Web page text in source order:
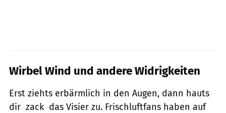
Wirbel Wind und andere Widrigkeiten
Erst ziehts erbärmlich in den Augen, dann hauts
dir  zack  das Visier zu. Frischluftfans haben auf